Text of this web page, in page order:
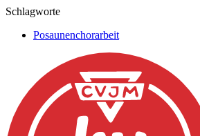
Schlagworte
Posaunenchorarbeit